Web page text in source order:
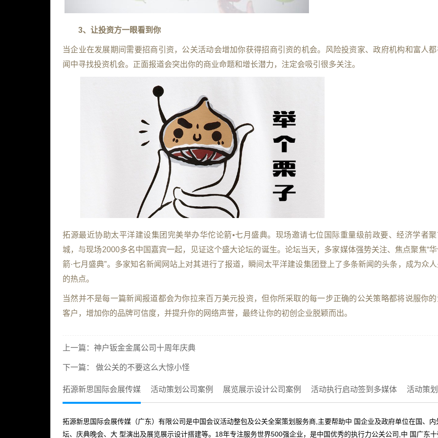
3、让投资方一眼看到你
当企业在发展期间需要招商引资，公关活动会增加你获得招商引资的机会。风险投资家、政府机构和富人
闻中寻找投资机会。正面报道会突出你的商业命题和增长潜力，注定会吸引很多关注。
拓源最近协助太平洋建设集团完美举办华佗论箭•七月盛典。现场邀请七位国际重量级前政要、经济学者
城，与现场2000多名中国嘉宾一起，见证这个盛大论坛的诞生。论坛当天，多家媒体强势关注、焦点聚焦“
箭·七月盛典”。多家知名新闻网站上对其进行了报道，瞬间太平洋建设集团登上了多条新闻的头条，成为众
的热点。
当然并不是每一篇新闻报道都会为你拉来百万美元投资，但你所采取的每一步正确的公关策略都将说服你
客户，增加你的品牌可信度，并提升你的网络声誉，最终让你的初创企业脱颖而出。
上一篇： 神户钣金金属公司十周年庆典
下一篇： 做公关的不要这么大惊小怪
拓源新思国际会展传媒 活动策划公司案例 展览展示设计公司案例 活动执行启动签到多媒体 活动策
拓源新思国际会展传媒（广东）有限公司是中国会议活动整包及公关全案策划服务商,主要帮助中 国企业及政府单位在国、
坛、庆典晚会、大 型演出及展览展示设计搭建等。18年专注服务世界500强企业，是中国优秀的执行力公关公司,中 国广东